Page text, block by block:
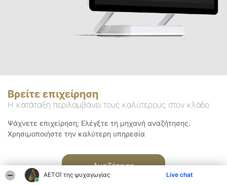
ΑΕΤΟΊ της ψυχαγωγίας Live chat
Βρείτε επιχείρηση
Η κατάταξη περιλαμβάνει τους καλύτερους στον κλάδο
Ψάχνετε επιχείρηση; Ελέγξτε τη μηχανή αναζήτησης.
Χρησιμοποιήστε την καλύτερη υπηρεσία
Αναζήτηση